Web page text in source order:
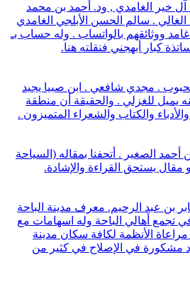
آل خير الغامدي , ود. أحمد بن محمد
الغالي . سالم الحسن الأبلجي الغامدي
ووثائقهم بالواتساب . وله حساب بـ
كبار أبهجني فنقلته هنا.
. مجدي شافعي . ابن صبيا يجيد
يميل للغزلي . والحقيقة أن منطقة
والكتاب والشعراء المتميزون .
أحمد الصغير . أتحفنا بمقاله (السياحة
يستحق القراءة والإشادة.
بن عبد الرحيم. معرف مدينة الباحة
تجمع أهالي الباحة وله اسهامات مع
الأنظمة لكافة سكان مدينة
مشكورة في الإصلاح في كثير من